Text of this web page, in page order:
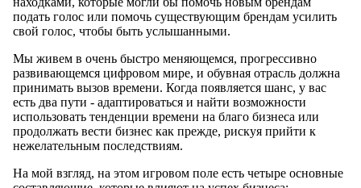
подать голос или помочь существующим брендам усилить
свой голос, чтобы быть услышанными.
Мы живем в очень быстро меняющемся, прогрессивно
развивающемся цифровом мире, и обувная отрасль должна
принимать вызов времени. Когда появляется шанс, у вас
есть два пути - адаптироваться и найти возможности
использовать тенденции времени на благо бизнеса или
продолжать вести бизнес как прежде, рискуя прийти к
нежелательным последствиям.
На мой взгляд, на этом игровом поле есть четыре основные